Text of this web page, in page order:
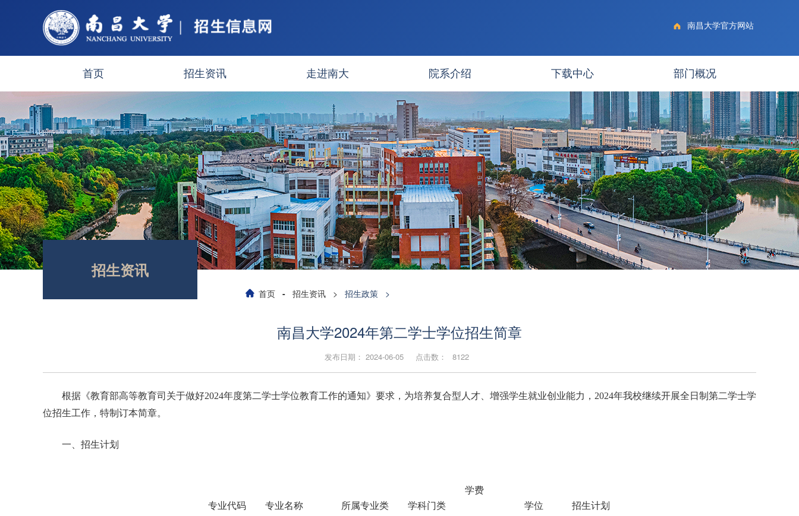
南昌大学官方网站
首页 招生资讯 走进南大 院系介绍 下载中心 部门概况
招生资讯
首页 - 招生资讯 > 招生政策 >
南昌大学2024年第二学士学位招生简章
发布日期： 2024-06-05 点击数： 8122
根据《教育部高等教育司关于做好2024年度第二学士学位教育工作的通知》要求，为培养复合型人才、增强学生就业创业能力，2024年我校继续开展全日制第二学士学
位招生工作，特制订本简章。
一、招生计划
专业代码 专业名称 所属专业类 学科门类
学费
学位 招生计划